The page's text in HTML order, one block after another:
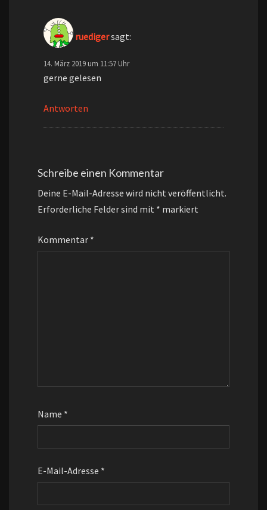
ruedigersagt:
14. März 2019 um 11:57 Uhr
gerne gelesen
Antworten
Schreibe einen Kommentar
Deine E-Mail-Adresse wird nicht veröffentlicht.
Erforderliche Felder sind mit * markiert
Kommentar *
Name *
E-Mail-Adresse *